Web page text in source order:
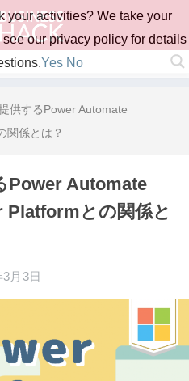
供するPower Automate
関係とは？
Power Automate
との関係と
月3日
your activities? We take your
our privacy policy for details
Yes No